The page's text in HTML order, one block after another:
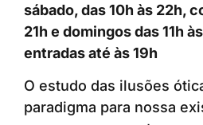
sábado, das 10h às 22h,
21h e domingos das 11h
entradas até às 19h
O estudo das ilusões
paradigma para nossa